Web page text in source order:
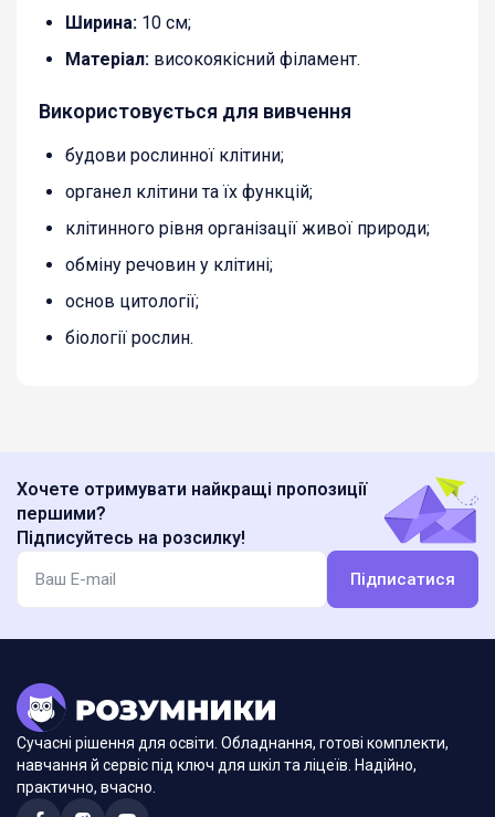
Ширина: 10 см;
Матеріал: високоякісний філамент.
Використовується для вивчення
будови рослинної клітини;
органел клітини та їх функцій;
клітинного рівня організації живої природи;
обміну речовин у клітині;
основ цитології;
біології рослин.
Хочете отримувати найкращі пропозиції
першими?
Підписуйтесь на розсилку!
Підписатися
Сучасні рішення для освіти. Обладнання, готові комплекти,
навчання й сервіс під ключ для шкіл та ліцеїв. Надійно,
практично, вчасно.